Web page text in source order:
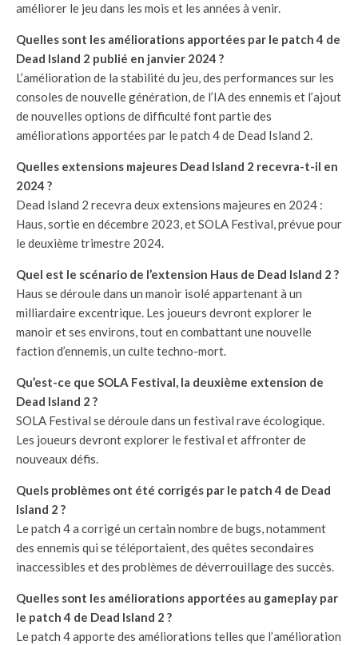
améliorer le jeu dans les mois et les années à venir.
Quelles sont les améliorations apportées par le patch 4 de
Dead Island 2 publié en janvier 2024 ?
L’amélioration de la stabilité du jeu, des performances sur les
consoles de nouvelle génération, de l’IA des ennemis et l’ajout
de nouvelles options de difficulté font partie des
améliorations apportées par le patch 4 de Dead Island 2.
Quelles extensions majeures Dead Island 2 recevra-t-il en
2024 ?
Dead Island 2 recevra deux extensions majeures en 2024 :
Haus, sortie en décembre 2023, et SOLA Festival, prévue pour
le deuxième trimestre 2024.
Quel est le scénario de l’extension Haus de Dead Island 2 ?
Haus se déroule dans un manoir isolé appartenant à un
milliardaire excentrique. Les joueurs devront explorer le
manoir et ses environs, tout en combattant une nouvelle
faction d’ennemis, un culte techno-mort.
Qu’est-ce que SOLA Festival, la deuxième extension de
Dead Island 2 ?
SOLA Festival se déroule dans un festival rave écologique.
Les joueurs devront explorer le festival et affronter de
nouveaux défis.
Quels problèmes ont été corrigés par le patch 4 de Dead
Island 2 ?
Le patch 4 a corrigé un certain nombre de bugs, notamment
des ennemis qui se téléportaient, des quêtes secondaires
inaccessibles et des problèmes de déverrouillage des succès.
Quelles sont les améliorations apportées au gameplay par
le patch 4 de Dead Island 2 ?
Le patch 4 apporte des améliorations telles que l’amélioration